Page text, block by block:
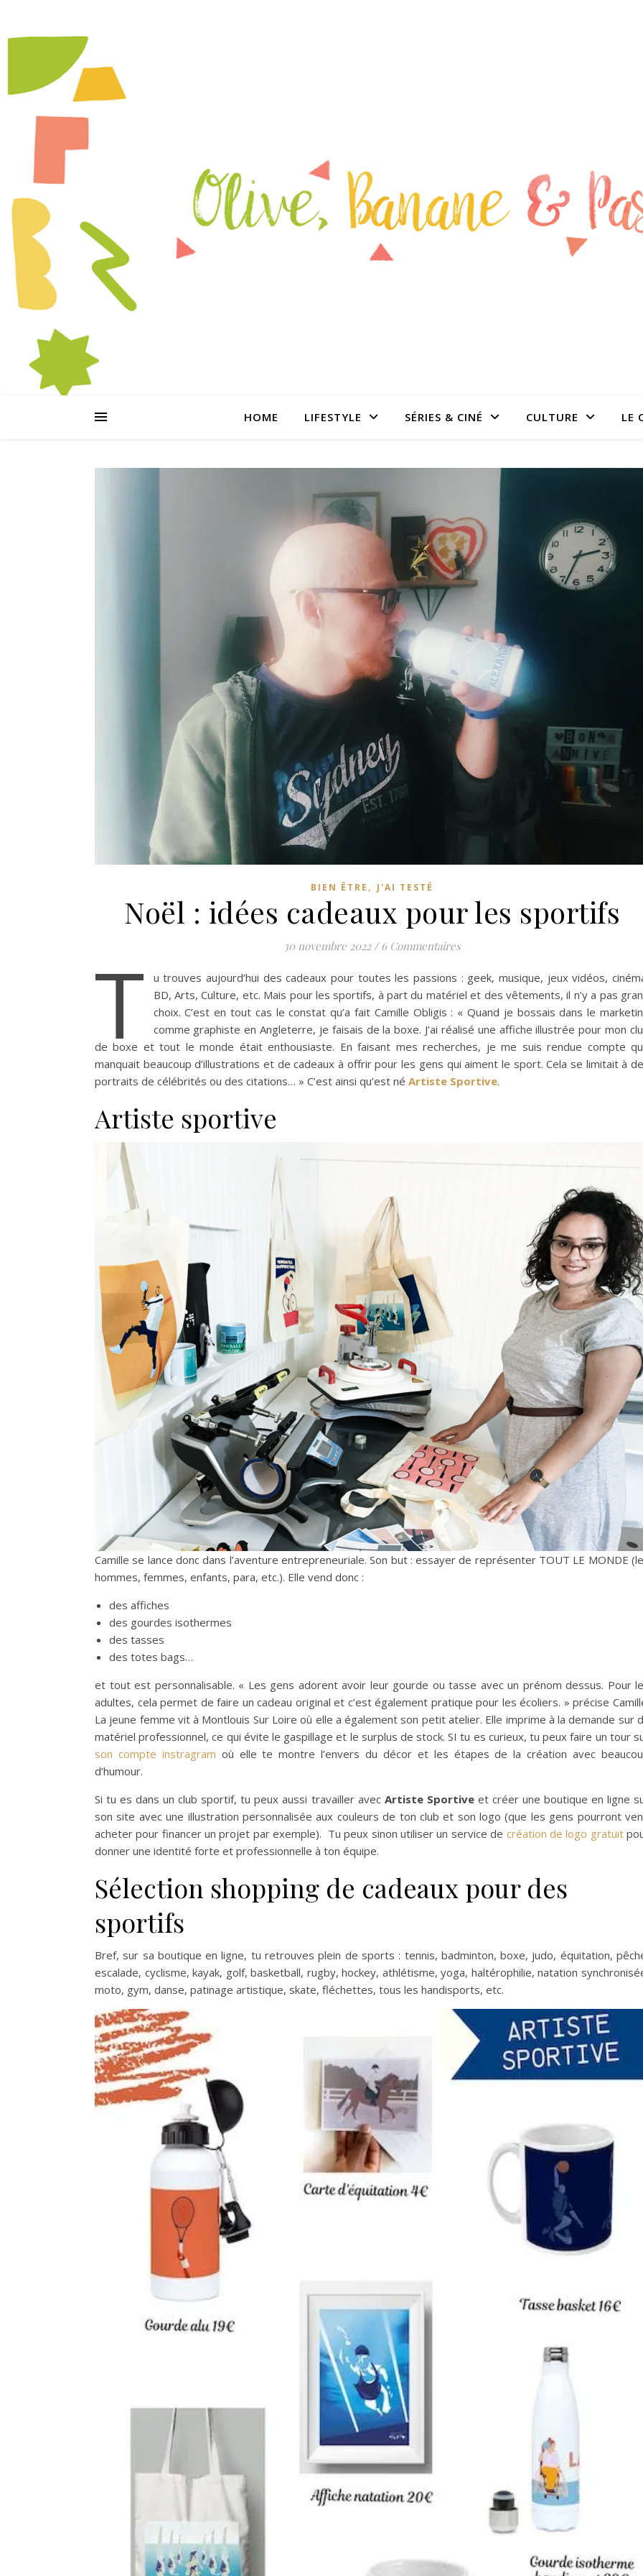
HOME LIFESTYLE SÉRIES & CINÉ CULTURE LE
BIEN ÊTRE , J'AI TESTÉ
Noël : idées cadeaux pour les sportifs
30 novembre 2022 / 6 Commentaires
T
u trouves aujourd’hui des cadeaux pour toutes les passions : geek, musique, jeux vidéos,
BD, Arts, Culture, etc. Mais pour les sportifs, à part du matériel et des vêtements, il n’y a pas
choix. C’est en tout cas le constat qu’a fait Camille Obligis : « Quand je bossais dans le
comme graphiste en Angleterre, je faisais de la boxe. J’ai réalisé une affiche illustrée pour mon
de boxe et tout le monde était enthousiaste. En faisant mes recherches, je me suis rendue compte
manquait beaucoup d’illustrations et de cadeaux à offrir pour les gens qui aiment le sport. Cela se limitait à
portraits de célébrités ou des citations… » C’est ainsi qu’est né Artiste Sportive.
Artiste sportive
Camille se lance donc dans l’aventure entrepreneuriale. Son but : essayer de représenter TOUT LE MONDE
hommes, femmes, enfants, para, etc.). Elle vend donc :
des affiches
des gourdes isothermes
des tasses
des totes bags…
et tout est personnalisable. « Les gens adorent avoir leur gourde ou tasse avec un prénom dessus. Pour
adultes, cela permet de faire un cadeau original et c’est également pratique pour les écoliers. » précise
La jeune femme vit à Montlouis Sur Loire où elle a également son petit atelier. Elle imprime à la demande sur
matériel professionnel, ce qui évite le gaspillage et le surplus de stock. SI tu es curieux, tu peux faire un tour
son compte instragram où elle te montre l’envers du décor et les étapes de la création avec
d’humour.
Si tu es dans un club sportif, tu peux aussi travailler avec Artiste Sportive et créer une boutique en ligne
son site avec une illustration personnalisée aux couleurs de ton club et son logo (que les gens pourront
acheter pour financer un projet par exemple). Tu peux sinon utiliser un service de création de logo gratuit
donner une identité forte et professionnelle à ton équipe.
Sélection shopping de cadeaux pour des
sportifs
Bref, sur sa boutique en ligne, tu retrouves plein de sports : tennis, badminton, boxe, judo, équitation,
escalade, cyclisme, kayak, golf, basketball, rugby, hockey, athlétisme, yoga, haltérophilie, natation
moto, gym, danse, patinage artistique, skate, fléchettes, tous les handisports, etc.